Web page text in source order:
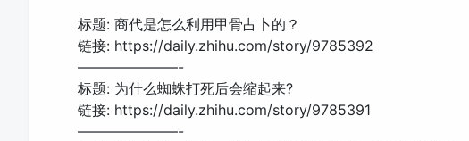
标题: 商代是怎么利用甲骨占卜的？
链接: https://daily.zhihu.com/story/9785392
———————-
标题: 为什么蜘蛛打死后会缩起来?
链接: https://daily.zhihu.com/story/9785391
———————-